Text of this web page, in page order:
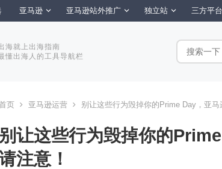
亚马逊 亚马逊站外推广 独立站 三方平台
海就上出海指南
懂出海人的工具导航栏
页 亚马逊运营 别让这些行为毁掉你的Prime Day，亚马
别让这些行为毁掉你的
注意！